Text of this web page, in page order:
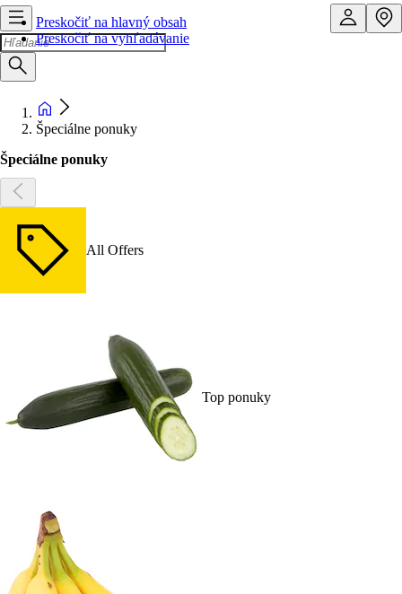
Preskočiť na hlavný obsah
Preskočiť na vyhľadávanie
Špeciálne ponuky
Špeciálne ponuky
All Offers
Top ponuky